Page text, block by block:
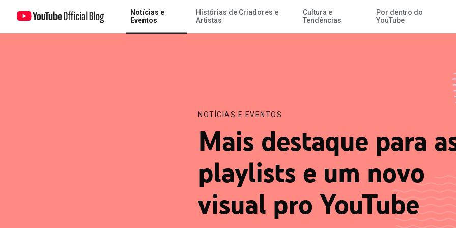
Ir para o Conteúdo Principal
Notícias e
Eventos
Histórias de Criadores e
Artistas
Cultura e
Tendências
Por dentro do
YouTube
Mais destaque para as playlists e um novo visual pro YouTube
NOTÍCIAS E EVENTOS
Mais destaque para
playlists e um novo
visual pro YouTube